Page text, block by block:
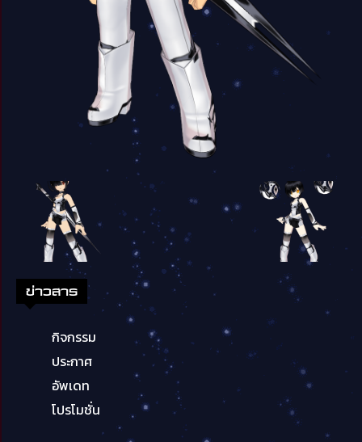
ข่าวสาร
กิจกรรม
ประกาศ
อัพเดท
โปรโมชั่น